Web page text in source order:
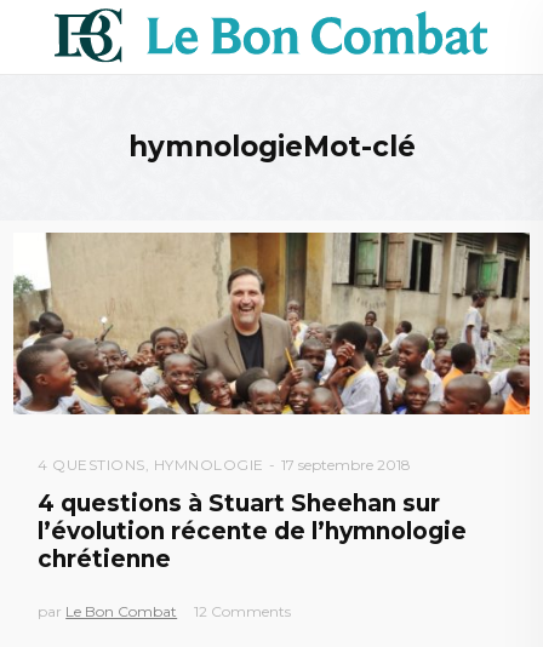
hymnologieMot-clé
4 QUESTIONS, HYMNOLOGIE 17 septembre 2018
4 questions à Stuart Sheehan sur
l’évolution récente de l’hymnologie
chrétienne
par Le Bon Combat 12 Comments